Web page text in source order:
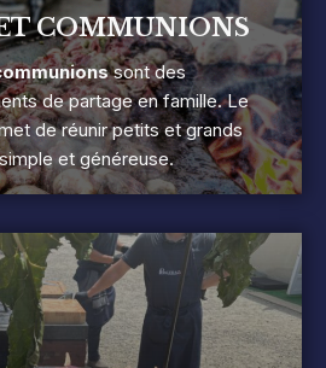
COMMUNIONS
sont des
de partage en famille. Le
de réunir petits et grands
et généreuse.